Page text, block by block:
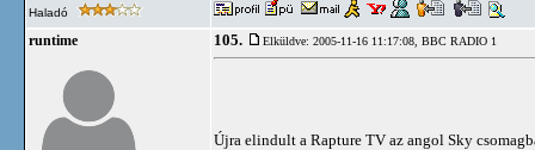
Haladó
runtime 105. Elküldve: 2005-11-16 11:17:08, BBC RADIO 1
Újra elindult a Rapture TV az angol Sky